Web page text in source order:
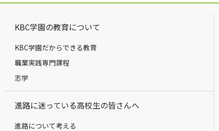
KBC学園の教育について
KBC学園だからできる教育
職業実践専門課程
志学
進路に迷っている高校生の皆さんへ
進路について考える